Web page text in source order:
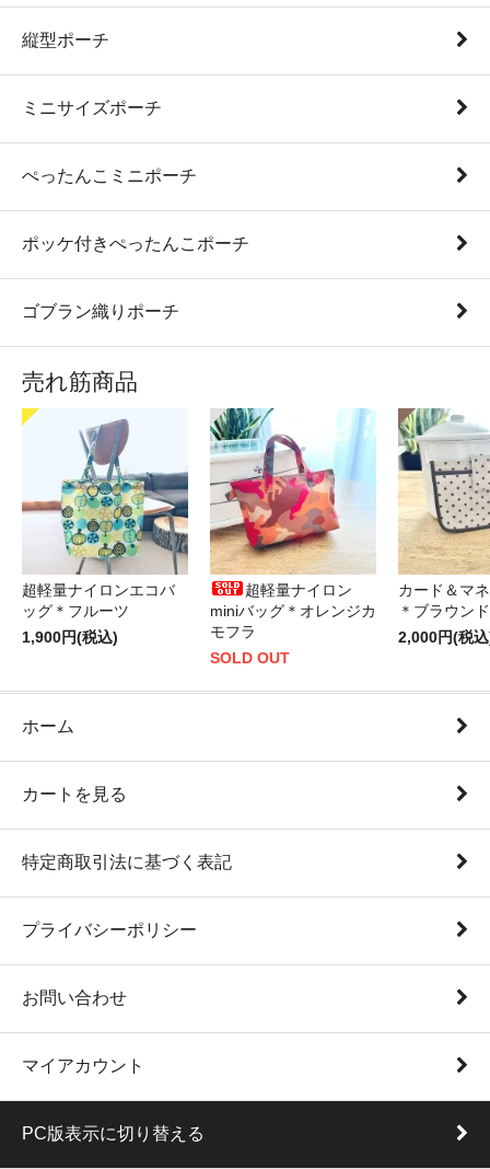
縦型ポーチ
ミニサイズポーチ
ぺったんこミニポーチ
ポッケ付きぺったんこポーチ
ゴブラン織りポーチ
売れ筋商品
超軽量ナイロンエコバ
ッグ＊フルーツ
1,900円(税込)
超軽量ナイロン
miniバッグ＊オレンジカ
モフラ
SOLD OUT
カード＆マ
＊ブラウン
2,000円(税
ホーム
カートを見る
特定商取引法に基づく表記
プライバシーポリシー
お問い合わせ
マイアカウント
PC版表示に切り替える